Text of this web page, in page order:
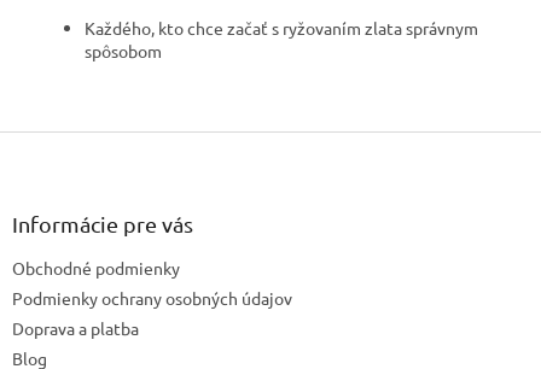
Každého, kto chce začať s ryžovaním zlata správnym
spôsobom
Informácie pre vás
Obchodné podmienky
Podmienky ochrany osobných údajov
Doprava a platba
Blog